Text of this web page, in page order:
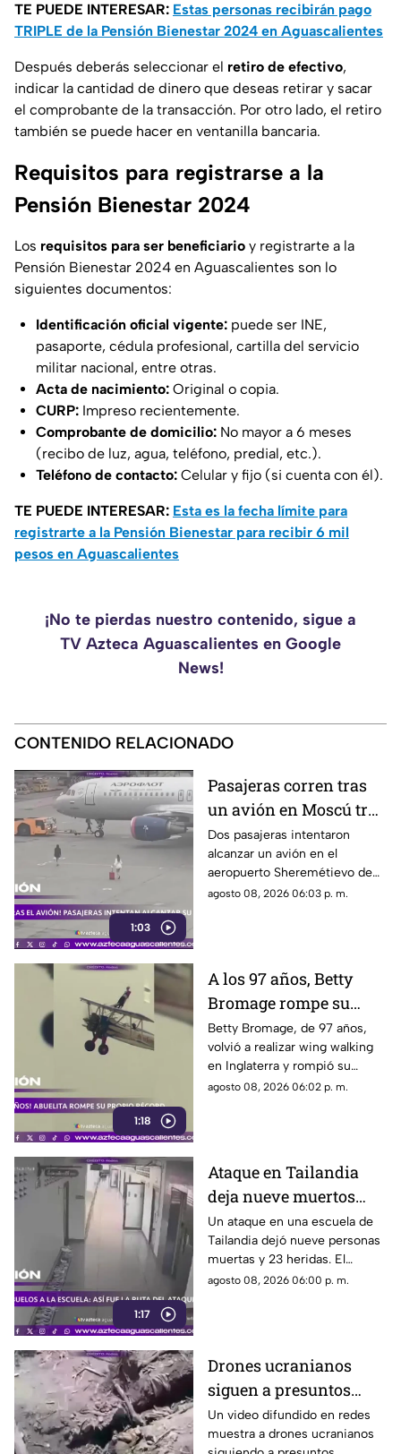
TE PUEDE INTERESAR: Estas personas recibirán pago
TRIPLE de la Pensión Bienestar 2024 en Aguascalientes
Después deberás seleccionar el retiro de efectivo,
indicar la cantidad de dinero que deseas retirar y sacar
el comprobante de la transacción. Por otro lado, el retiro
también se puede hacer en ventanilla bancaria.
Requisitos para registrarse a la
Pensión Bienestar 2024
Los requisitos para ser beneficiario y registrarte a la
Pensión Bienestar 2024 en Aguascalientes son lo
siguientes documentos:
Identificación oficial vigente: puede ser INE,
pasaporte, cédula profesional, cartilla del servicio
militar nacional, entre otras.
Acta de nacimiento: Original o copia.
CURP: Impreso recientemente.
Comprobante de domicilio: No mayor a 6 meses
(recibo de luz, agua, teléfono, predial, etc.).
Teléfono de contacto: Celular y fijo (si cuenta con él).
TE PUEDE INTERESAR: Esta es la fecha límite para
registrarte a la Pensión Bienestar para recibir 6 mil
pesos en Aguascalientes
¡No te pierdas nuestro contenido, sigue a
TV Azteca Aguascalientes en Google
News!
CONTENIDO RELACIONADO
1:03
Pasajeras corren tras
un avión en Moscú tras
llegar tarde a su vuelo
Dos pasajeras intentaron
alcanzar un avión en el
aeropuerto Sheremétievo de
Moscú tras llegar tarde a su
agosto 08, 2026 06:03 p. m.
1:18
A los 97 años, Betty
Bromage rompe su
propio récord Guinness
en las alturas
Betty Bromage, de 97 años,
volvió a realizar wing walking
en Inglaterra y rompió su
propio récord Guinness tras
agosto 08, 2026 06:02 p. m.
1:17
Ataque en Tailandia
deja nueve muertos
tras agresión en una
escuela
Un ataque en una escuela de
Tailandia dejó nueve personas
muertas y 23 heridas. El
presunto agresor, de 14 años,
agosto 08, 2026 06:00 p. m.
Drones ucranianos
siguen a presuntos
soldados rusos durante
varias horas
Un video difundido en redes
muestra a drones ucranianos